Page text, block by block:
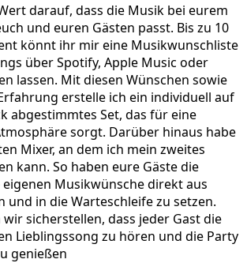
darauf, dass die Musik bei eurem
und euren Gästen passt. Bis zu 10
könnt ihr mir eine Musikwunschliste
über Spotify, Apple Music oder
lassen. Mit diesen Wünschen sowie
erstelle ich ein individuell auf
abgestimmtes Set, das für eine
sorgt. Darüber hinaus habe
Mixer, an dem ich mein zweites
kann. So haben eure Gäste die
Musikwünsche direkt aus
und in die Warteschleife zu setzen.
sicherstellen, dass jeder Gast die
Lieblingssong zu hören und die Party
genießen